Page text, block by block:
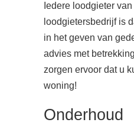
Iedere loodgieter
loodgietersbedrijf is
in het geven van
advies met
zorgen ervoor dat u
woning!
Onderhoud